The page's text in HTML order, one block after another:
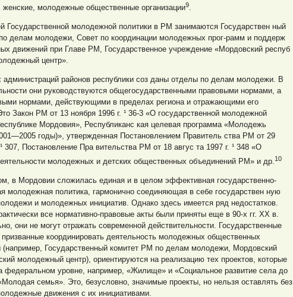
женские, молодежные общественные организации9.
Государственной молодежной политики в РМ занимаются Государствен ный
делам молодежи, Совет по координации молодежных прог-рамм и поддерж
движений при Главе РМ, Государственное учреждение «Мордовский респуб
центр».
администраций районов республики соз даны отделы по делам молодежи. В
они руководствуются общегосударственными правовыми нормами, а
нормами, действующими в пределах региона и отражающими его
Закон РМ от 13 ноября 1996 г. ¹ 36-3 «О государственной молодежной
Мордовия», Республиканс кая целевая программа «Молодежь
годы)», утвержденная Постановлением Правитель ства РМ от 29
307, Постановление Пра вительства РМ от 18 авгус та 1997 г. ¹ 348 «О
молодежных и детских общественных объединений РМ» и др. 10
в Мордовии сложилась единая и в целом эффективная государственно-
молодежная политика, гармонично соединяющая в себе государствен ную
и молодежных инициатив. Однако здесь имеется ряд недостатков.
все нормативно-правовые акты были приняты еще в 90-х гг. ХХ в.
они не могут отражать современной действительности. Государственные
координировать деятельность молодежных общественных
(например, Государственный комитет РМ по делам молодежи, Мордовский
молодежный центр), ориентируются на реализацию тех проектов, которые
федеральном уровне, например, «Жилище» и «Социальное развитие села до
семья». Это, безусловно, значимые проекты, но нельзя оставлять без
движения с их инициативами.